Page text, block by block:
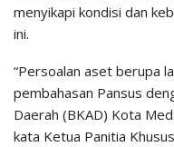
menyikapi kondisi dan
ini.
“Persoalan aset berupa
pembahasan Pansus
Daerah (BKAD) Kota
kata Ketua Panitia